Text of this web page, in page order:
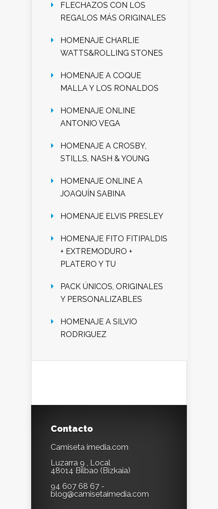
FLECHAZOS CON LOS
REGALOS MÁS ORIGINALES
HOMENAJE CHARLIE
WATTS&ROLLING STONES
HOMENAJE A COQUE
MALLA Y LOS RONALDOS
HOMENAJE ONLINE
ANTONIO VEGA
HOMENAJE A CROSBY,
STILLS, NASH & YOUNG
HOMENAJE ONLINE A
JOAQUÍN SABINA
HOMENAJE ELVIS PRESLEY
HOMENAJE FITO FITIPALDIS
+ EXTREMODURO +
PLATERO Y TU
PACK ÚNICOS, ORIGINALES
Y PERSONALIZABLES
HOMENAJE A SILVIO
RODRIGUEZ
Contacto
Camiseta imedia.com
Luzarra 9 , Local
48014 Bilbao (Bizkaia)
94 607 68 67 -
blog@camisetaimedia.com